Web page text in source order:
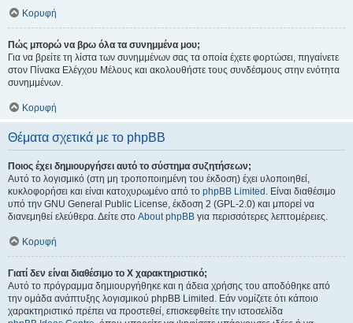
Κορυφή
Πώς μπορώ να βρω όλα τα συνημμένα μου;
Για να βρείτε τη λίστα των συνημμένων σας τα οποία έχετε φορτώσει, πηγαίνετε
στον Πίνακα Ελέγχου Μέλους και ακολουθήστε τους συνδέσμους στην ενότητα
συνημμένων.
Κορυφή
Θέματα σχετικά με το phpBB
Ποιος έχει δημιουργήσει αυτό το σύστημα συζητήσεων;
Αυτό το λογισμικό (στη μη τροποποιημένη του έκδοση) έχει υλοποιηθεί,
κυκλοφορήσει και είναι κατοχυρωμένο από το phpBB Limited . Είναι διαθέσιμο
υπό την GNU General Public License, έκδοση 2 (GPL-2.0) και μπορεί να
διανεμηθεί ελεύθερα. Δείτε στο About phpBB για περισσότερες λεπτομέρειες.
Κορυφή
Γιατί δεν είναι διαθέσιμο το Χ χαρακτηριστικό;
Αυτό το πρόγραμμα δημιουργήθηκε και η άδεια χρήσης του αποδόθηκε από
την ομάδα ανάπτυξης λογισμικού phpBB Limited. Εάν νομίζετε ότι κάποιο
χαρακτηριστικό πρέπει να προστεθεί, επισκεφθείτε την ιστοσελίδα